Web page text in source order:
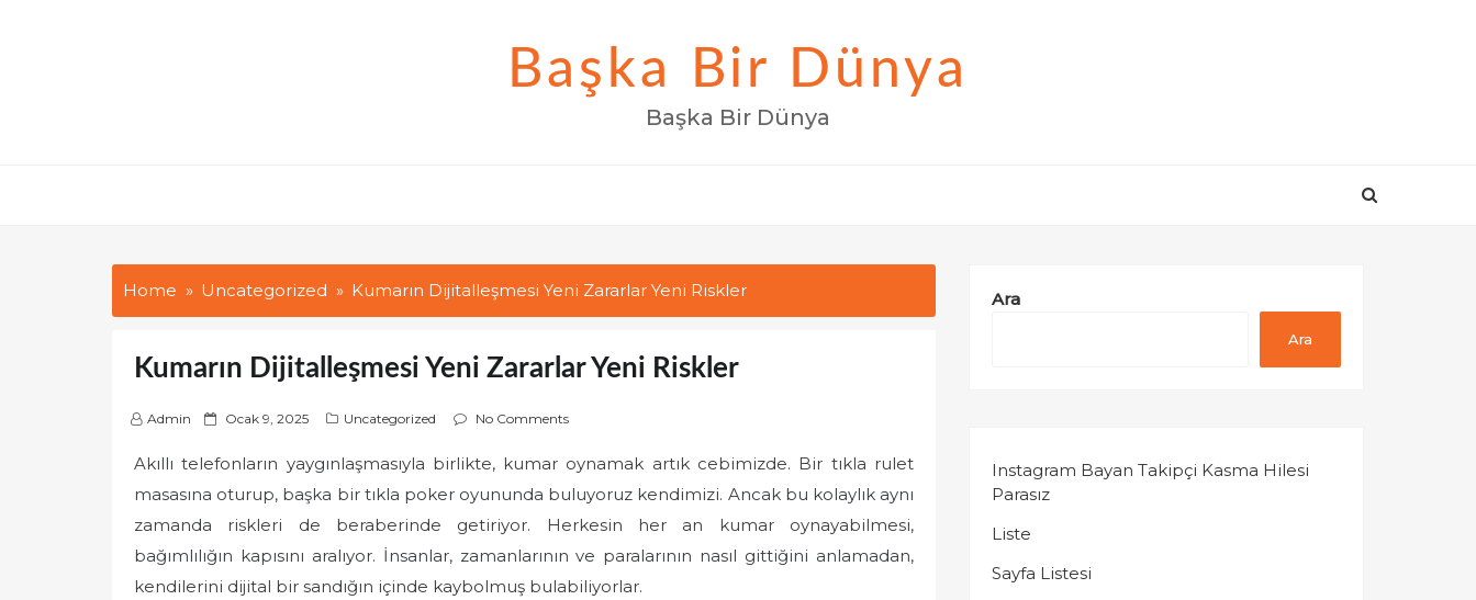
Başka Bir Dünya
Başka Bir Dünya
Home Uncategorized Kumarın Dijitalleşmesi Yeni Zararlar Yeni Riskler
Kumarın Dijitalleşmesi Yeni Zararlar Yeni Riskler
Admin
P
s
t
o
n
Ocak 9, 2025 Uncategorized No Comments
Akıllı telefonların yaygınlaşmasıyla birlikte, kumar oynamak artık cebimizde. Bir tıkla rulet
masasına oturup, başka bir tıkla poker oyununda buluyoruz kendimizi. Ancak bu kolaylık aynı
zamanda riskleri de beraberinde getiriyor. Herkesin her an kumar oynayabilmesi,
bağımlılığın kapısını aralıyor. İnsanlar, zamanlarının ve paralarının nasıl gittiğini anlamadan,
kendilerini dijital bir sandığın içinde kaybolmuş bulabiliyorlar.
Ara
Ara
Instagram Bayan Takipçi Kasma Hilesi
Parasız
Liste
Sayfa Listesi